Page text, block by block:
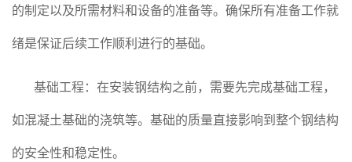
的制定以及所需材料和设备的准备等。确保所有准备工作就
绪是保证后续工作顺利进行的基础。
基础工程：在安装钢结构之前，需要先完成基础工程，
如混凝土基础的浇筑等。基础的质量直接影响到整个钢结构
的安全性和稳定性。